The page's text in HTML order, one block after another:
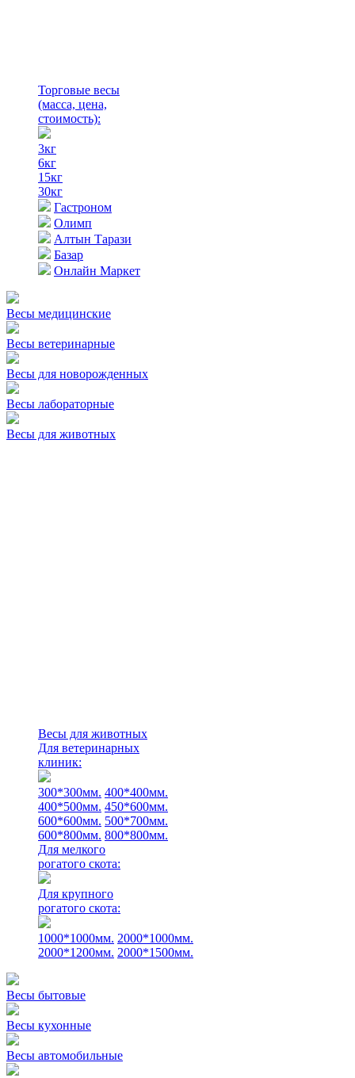
Торговые весы
(масса, цена,
стоимость):
3кг
6кг
15кг
30кг
Гастроном
Олимп
Алтын Тарази
Базар
Онлайн Маркет
Весы медицинские
Весы ветеринарные
Весы для новорожденных
Весы лабораторные
Весы для животных
Весы для животных
Для ветеринарных
клиник:
300*300мм. 400*400мм.
400*500мм. 450*600мм.
600*600мм. 500*700мм.
600*800мм. 800*800мм.
Для мелкого
рогатого скота:
Для крупного
рогатого скота:
1000*1000мм. 2000*1000мм.
2000*1200мм. 2000*1500мм.
Весы бытовые
Весы кухонные
Весы автомобильные